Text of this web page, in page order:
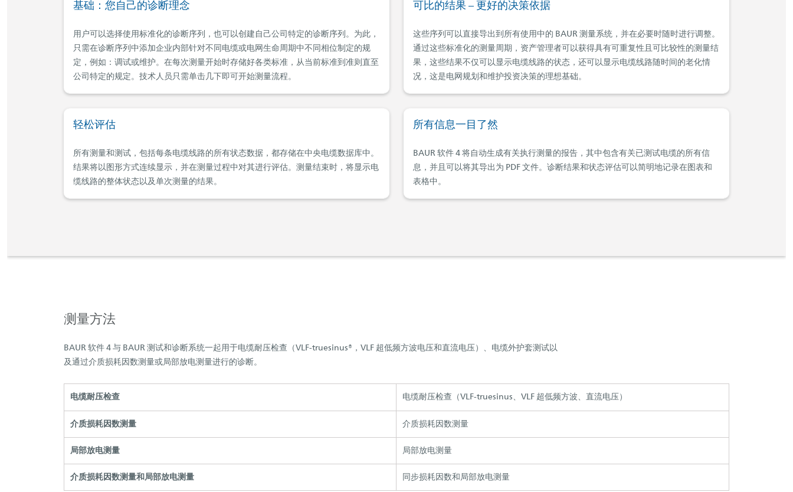
基础：您自己的诊断理念
用户可以选择使用标准化的诊断序列，也可以创建自己公司特定的诊断序列。为此，
只需在诊断序列中添加企业内部针对不同电缆或电网生命周期中不同相位制定的规
定，例如：调试或维护。在每次测量开始时存储好各类标准，从当前标准到准则直至
公司特定的规定。技术人员只需单击几下即可开始测量流程。
可比的结果 – 更好的决策依据
这些序列可以直接导出到所有使用中的 BAUR 测量系统，并在必要时随时进行调整。
通过这些标准化的测量周期，资产管理者可以获得具有可重复性且可比较性的测量结
果，这些结果不仅可以显示电缆线路的状态，还可以显示电缆线路随时间的老化情
况，这是电网规划和维护投资决策的理想基础。
轻松评估
所有测量和测试，包括每条电缆线路的所有状态数据，都存储在中央电缆数据库中。
结果将以图形方式连续显示，并在测量过程中对其进行评估。测量结束时，将显示电
缆线路的整体状态以及单次测量的结果。
所有信息一目了然
BAUR 软件 4 将自动生成有关执行测量的报告，其中包含有关已测试电缆的所有信
息，并且可以将其导出为 PDF 文件。诊断结果和状态评估可以简明地记录在图表和
表格中。
测量方法
BAUR 软件 4 与 BAUR 测试和诊断系统一起用于电缆耐压检查（VLF-truesinus®，VLF 超低频方波电压和直流电压）、电缆外护套测试以
及通过介质损耗因数测量或局部放电测量进行的诊断。
电缆耐压检查 电缆耐压检查（VLF-truesinus、VLF 超低频方波、直流电压）
介质损耗因数测量 介质损耗因数测量
局部放电测量 局部放电测量
介质损耗因数测量和局部放电测量 同步损耗因数和局部放电测量